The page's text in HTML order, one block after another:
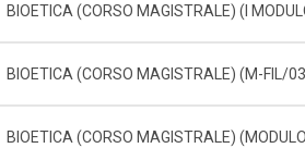
BIOETICA (CORSO MAGISTRALE) (I
BIOETICA (CORSO MAGISTRALE) (M-FIL/
BIOETICA (CORSO MAGISTRALE)